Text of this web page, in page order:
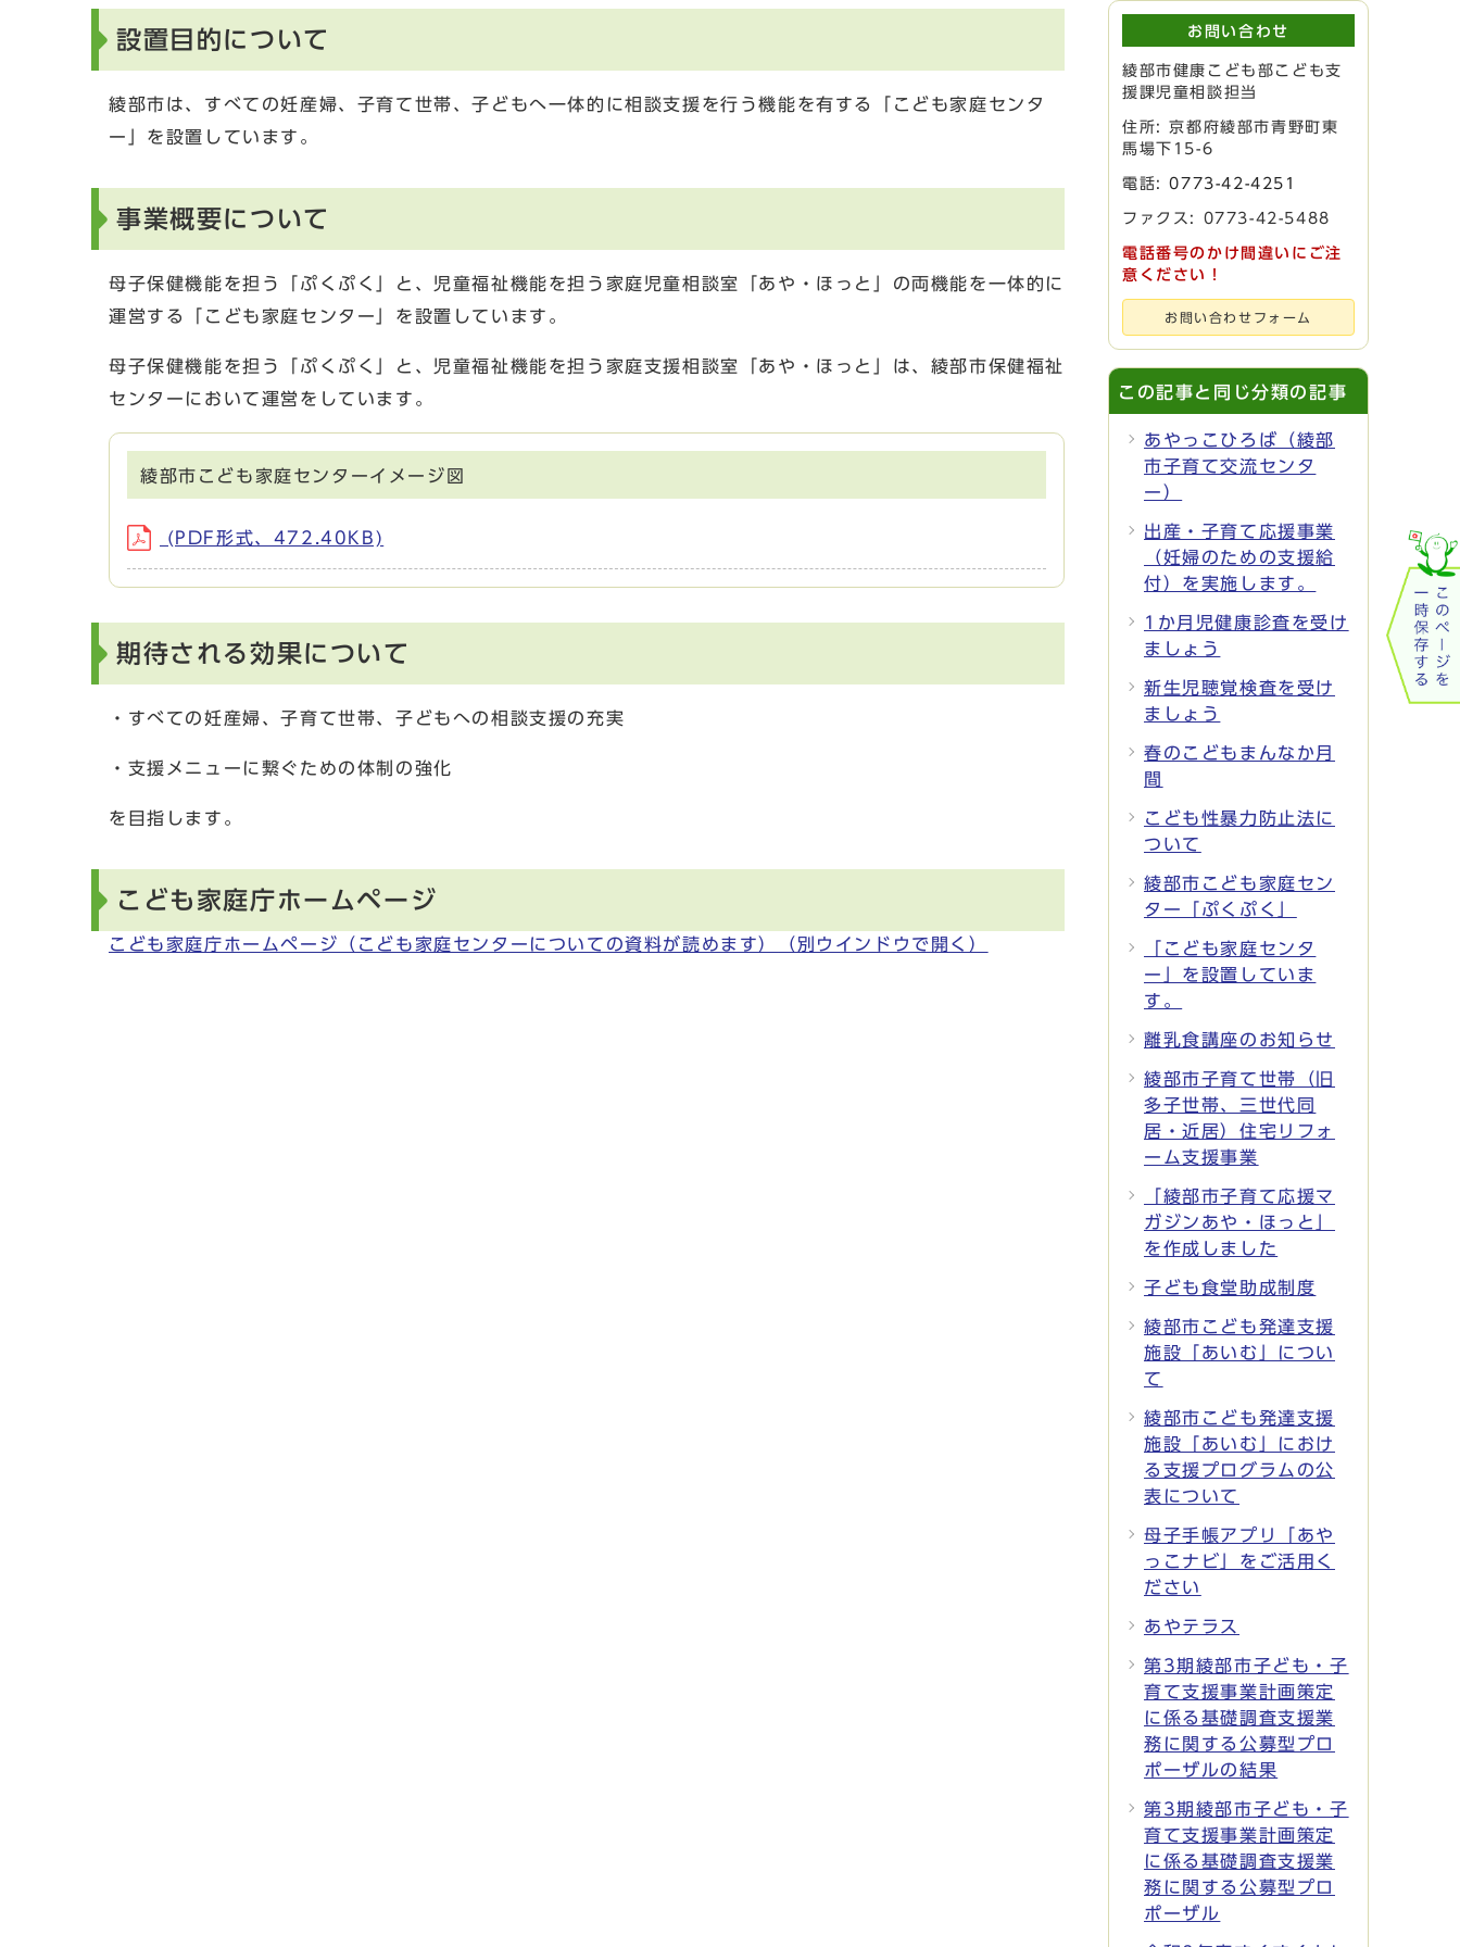
設置目的について
綾部市は、すべての妊産婦、子育て世帯、子どもへ一体的に相談支援を行う機能を有する「こども家庭センタ
ー」を設置しています。
事業概要について
母子保健機能を担う「ぷくぷく」と、児童福祉機能を担う家庭児童相談室「あや・ほっと」の両機能を一体的に
運営する「こども家庭センター」を設置しています。
母子保健機能を担う「ぷくぷく」と、児童福祉機能を担う家庭支援相談室「あや・ほっと」は、綾部市保健福祉
センターにおいて運営をしています。
綾部市こども家庭センターイメージ図
(PDF形式、472.40KB)
期待される効果について
・すべての妊産婦、子育て世帯、子どもへの相談支援の充実
・支援メニューに繋ぐための体制の強化
を目指します。
こども家庭庁ホームページ
こども家庭庁ホームページ（こども家庭センターについての資料が読めます） （別ウインドウで開く）
お問い合わせ
綾部市健康こども部こども支
援課児童相談担当
住所: 京都府綾部市青野町東
馬場下15-6
電話:0773-42-4251
ファクス: 0773-42-5488
電話番号のかけ間違いにご注
意ください！
お問い合わせフォーム
この記事と同じ分類の記事
あやっこひろば（綾部
市子育て交流センタ
ー）
出産・子育て応援事業
（妊婦のための支援給
付）を実施します。
1か月児健康診査を受け
ましょう
新生児聴覚検査を受け
ましょう
春のこどもまんなか月
間
こども性暴力防止法に
ついて
綾部市こども家庭セン
ター「ぷくぷく」
「こども家庭センタ
ー」を設置していま
す。
離乳食講座のお知らせ
綾部市子育て世帯（旧
多子世帯、三世代同
居・近居）住宅リフォ
ーム支援事業
「綾部市子育て応援マ
ガジンあや・ほっと」
を作成しました
子ども食堂助成制度
綾部市こども発達支援
施設「あいむ」につい
て
綾部市こども発達支援
施設「あいむ」におけ
る支援プログラムの公
表について
母子手帳アプリ「あや
っこナビ」をご活用く
ださい
あやテラス
第3期綾部市子ども・子
育て支援事業計画策定
に係る基礎調査支援業
務に関する公募型プロ
ポーザルの結果
第3期綾部市子ども・子
育て支援事業計画策定
に係る基礎調査支援業
務に関する公募型プロ
ポーザル